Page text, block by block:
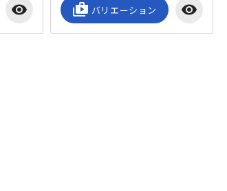
visibility shop_2 バリエーション visibility